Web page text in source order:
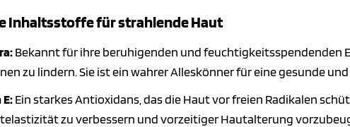
Inhaltsstoffe für strahlende Haut
Bekannt für ihre beruhigenden und feuchtigkeitsspendenden
zu lindern. Sie ist ein wahrer Alleskönner für eine gesunde
Ein starkes Antioxidans, das die Haut vor freien Radikalen
zu verbessern und vorzeitiger Hautalterung